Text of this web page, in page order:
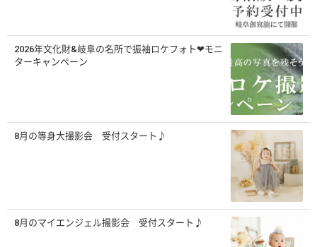
2026年文化財&岐阜の名所で振袖ロケフォト❤モニ
ターキャンペーン
8月の等身大撮影会 受付スタート♪
8月のマイエンジェル撮影会 受付スタート♪